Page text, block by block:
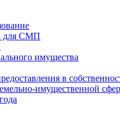
для СМП
имущества
в
имущественной